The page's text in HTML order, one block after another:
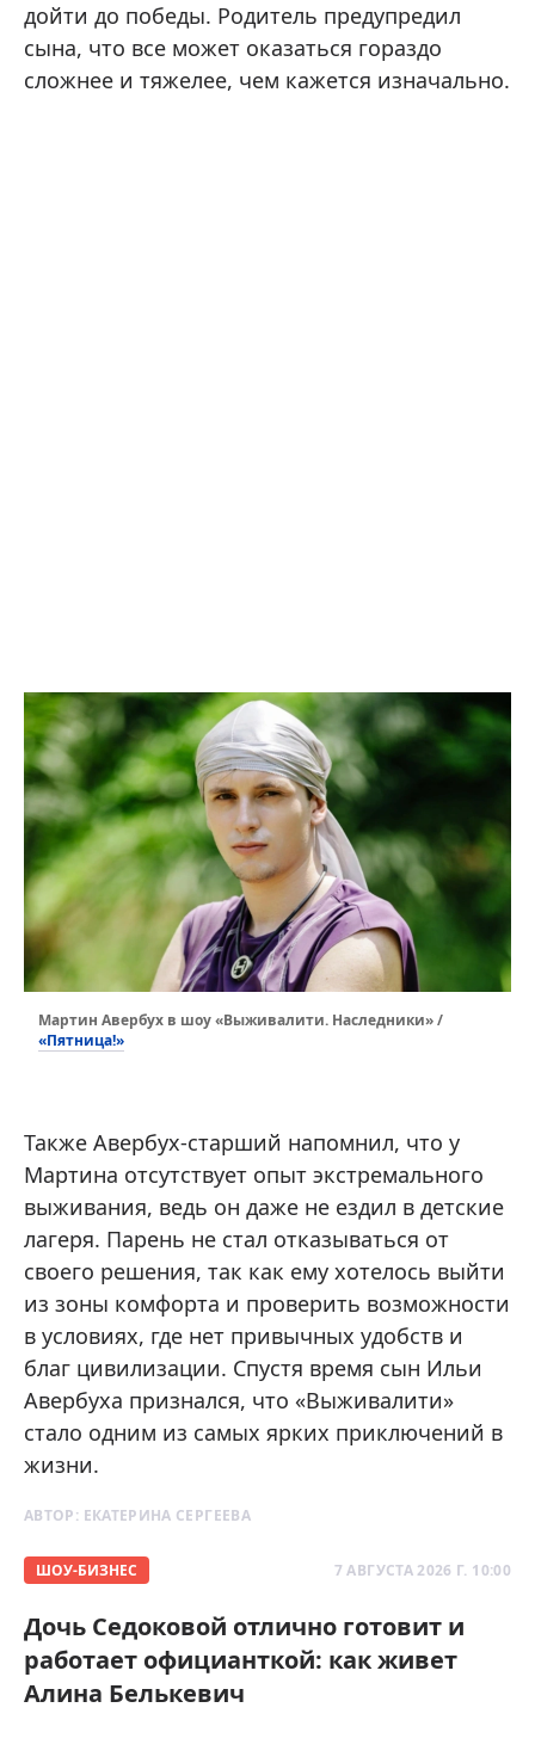
дойти до победы. Родитель предупредил
сына, что все может оказаться гораздо
сложнее и тяжелее, чем кажется изначально.
Мартин Авербух в шоу «Выживалити. Наследники» /
«Пятница!»
Также Авербух-старший напомнил, что у
Мартина отсутствует опыт экстремального
выживания, ведь он даже не ездил в детские
лагеря. Парень не стал отказываться от
своего решения, так как ему хотелось выйти
из зоны комфорта и проверить возможности
в условиях, где нет привычных удобств и
благ цивилизации. Спустя время сын Ильи
Авербуха признался, что «Выживалити»
стало одним из самых ярких приключений в
жизни.
АВТОР: ЕКАТЕРИНА СЕРГЕЕВА
ШОУ-БИЗНЕС 7 АВГУСТА 2026 Г. 10:00
Дочь Седоковой отлично готовит и
работает официанткой: как живет
Алина Белькевич